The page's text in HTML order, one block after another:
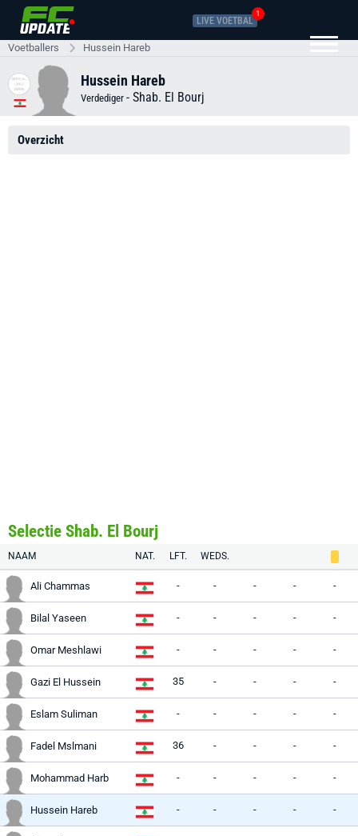
LIVE VOETBAL
1
Voetballers Hussein Hareb
Hussein Hareb
Verdediger - Shab. El Bourj
Overzicht
Selectie Shab. El Bourj
NAAM NAT. LFT. WEDS.
Ali Chammas - - - - -
Bilal Yaseen - - - - -
Omar Meshlawi - - - - -
Gazi El Hussein 35 - - - -
Eslam Suliman - - - - -
Fadel Mslmani 36 - - - -
Mohammad Harb - - - - -
Hussein Hareb - - - - -